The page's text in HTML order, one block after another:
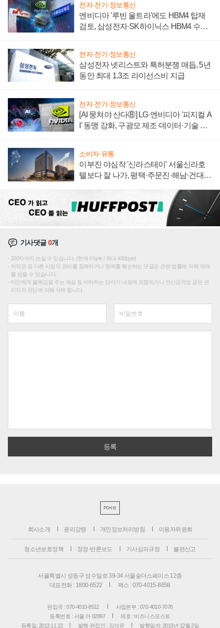
전자·전기·정보통신
엔비디아 '루빈 울트라'에도 HBM4 탑재
검토, 삼성전자·SK하이닉스 HBM4 수율
전자·전기·정보통신
삼성전자 넷리스트와 특허분쟁 매듭, 5년
동안 최대 1.3조 라이선스비 지급
전자·전기·정보통신
[AI 뭉쳐야 산다⑧] LG·엔비디아 '피지컬 A
I' 동맹 강화, 구광모 제조·데이터·기술 결
소비자·유통
이부진 야심작 '신라스테이' 서울신라호
텔보다 잘 나가, 평택·주문진·해남·건대로
기사댓글0개
200자까지 쓰실 수 있습니다. (현재 0 byte / 최대 400byte)
저작권 등 다른 사람의 권리를 침해하거나 명예를 훼손하는 댓글은 관련 법률에 의해 제재
를 받을 수 있습니다.
타인에게 불쾌감을 주는 욕설 등 비하하는 단어가 내용에 포함되거나 인신공격성 글은 관
리자의 판단에 의해 삭제 합니다.
PC버전
회사소개 윤리강령 개인정보처리방침 이용자위원회
청소년보호정책 정정·반론보도 기사심의규정 불편신고
서울특별시 성동구 성수일로 39-34 서울숲더스페이스 12층
대표전화 : 1800-6522
팩스 : 070-4015-8658
편집국 : 070-4010-8512
사업본부 : 070-4010-7078
등록번호 : 서울 아 02897
제호 : 비즈니스포스트
등록일: 2013.11.13
발행·편집인 : 강석운 발행일자: 2013년 12월 2일